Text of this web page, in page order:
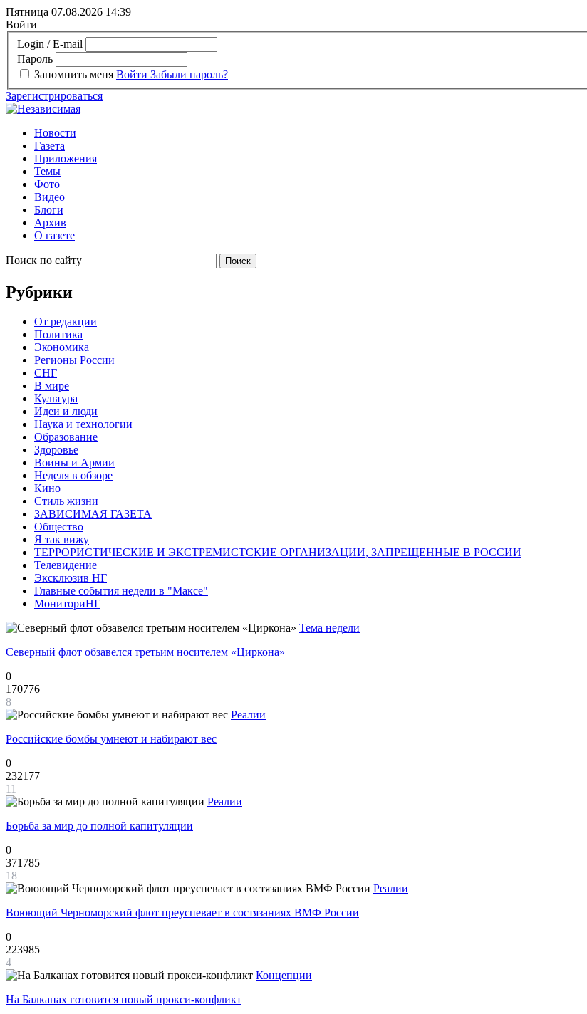
Пятница 07.08.2026 14:39
Войти
Login / E-mail
Пароль
Запомнить меня Войти Забыли пароль?
Зарегистрироваться
Новости
Газета
Приложения
Темы
Фото
Видео
Блоги
Архив
О газете
Поиск по сайту
Рубрики
От редакции
Политика
Экономика
Регионы России
СНГ
В мире
Культура
Идеи и люди
Наука и технологии
Образование
Здоровье
Воины и Армии
Неделя в обзоре
Кино
Стиль жизни
ЗАВИСИМАЯ ГАЗЕТА
Общество
Я так вижу
ТЕРРОРИСТИЧЕСКИЕ И ЭКСТРЕМИСТСКИЕ ОРГАНИЗАЦИИ, ЗАПРЕЩЕННЫЕ В РОССИИ
Телевидение
Эксклюзив НГ
Главные события недели в "Максе"
МониториНГ
Тема недели
Северный флот обзавелся третьим носителем «Циркона»
0
170776
8
Реалии
Российские бомбы умнеют и набирают вес
0
232177
11
Реалии
Борьба за мир до полной капитуляции
0
371785
18
Реалии
Воюющий Черноморский флот преуспевает в состязаниях ВМФ России
0
223985
4
Концепции
На Балканах готовится новый прокси-конфликт